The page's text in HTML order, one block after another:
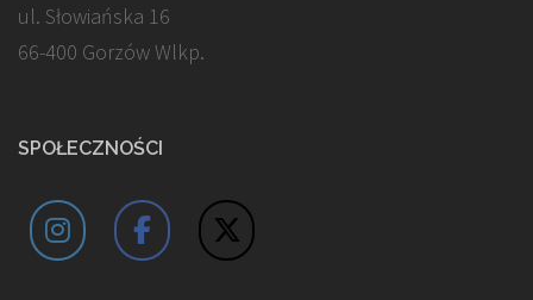
ul. Słowiańska 16
66-400 Gorzów Wlkp.
SPOŁECZNOŚCI